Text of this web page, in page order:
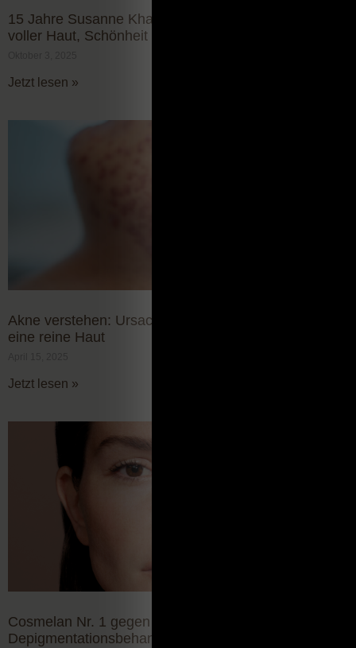
15 Jahre Susanne Khan Schönheitsatelier – Ein Tag
voller Haut, Schönheit und Lebensfreude!
Jetzt lesen »
Akne verstehen: Ursachen, Behandlung und Tipps für
eine reine Haut
Jetzt lesen »
Cosmelan Nr. 1 gegen Pigmentflecke – Die ultimative
Depigmentationsbehandlung